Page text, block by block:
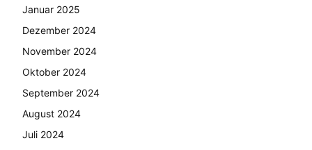
Januar 2025
Dezember 2024
November 2024
Oktober 2024
September 2024
August 2024
Juli 2024